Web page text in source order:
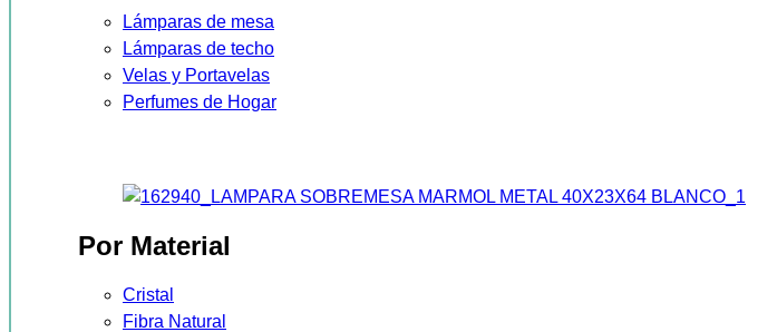
Lámparas de mesa
Lámparas de techo
Velas y Portavelas
Perfumes de Hogar
Por Material
Cristal
Fibra Natural